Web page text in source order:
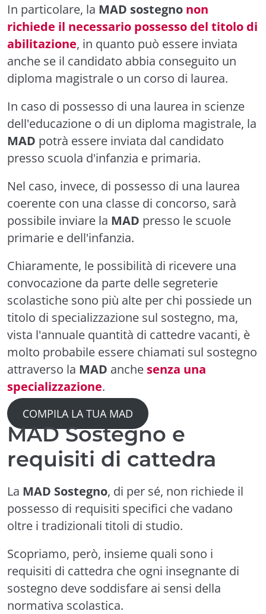
In particolare, la MAD sostegno non
richiede il necessario possesso del titolo di
abilitazione, in quanto può essere inviata
anche se il candidato abbia conseguito un
diploma magistrale o un corso di laurea.
In caso di possesso di una laurea in scienze
dell'educazione o di un diploma magistrale, la
MAD potrà essere inviata dal candidato
presso scuola d'infanzia e primaria.
Nel caso, invece, di possesso di una laurea
coerente con una classe di concorso, sarà
possibile inviare la MAD presso le scuole
primarie e dell'infanzia.
Chiaramente, le possibilità di ricevere una
convocazione da parte delle segreterie
scolastiche sono più alte per chi possiede un
titolo di specializzazione sul sostegno, ma,
vista l'annuale quantità di cattedre vacanti, è
molto probabile essere chiamati sul sostegno
attraverso la MAD anche senza una
specializzazione.
COMPILA LA TUA MAD
MAD Sostegno e
requisiti di cattedra
La MAD Sostegno, di per sé, non richiede il
possesso di requisiti specifici che vadano
oltre i tradizionali titoli di studio.
Scopriamo, però, insieme quali sono i
requisiti di cattedra che ogni insegnante di
sostegno deve soddisfare ai sensi della
normativa scolastica.